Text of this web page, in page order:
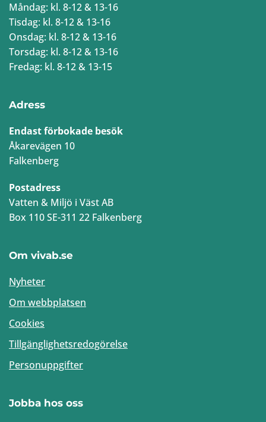
Måndag: kl. 8-12 & 13-16
Tisdag: kl. 8-12 & 13-16
Onsdag: kl. 8-12 & 13-16
Torsdag: kl. 8-12 & 13-16
Fredag: kl. 8-12 & 13-15
Adress
Endast förbokade besök
Åkarevägen 10
Falkenberg
Postadress
Vatten & Miljö i Väst AB
Box 110 SE-311 22 Falkenberg
Om vivab.se
Nyheter
Om webbplatsen
Cookies
Tillgänglighetsredogörelse
Personuppgifter
Jobba hos oss